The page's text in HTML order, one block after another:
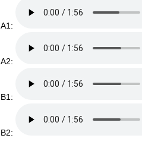
A1:
A2:
B1:
B2: